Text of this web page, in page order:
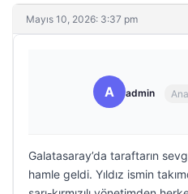
Mayıs 10, 2026: 3:37 pm
A admin
Galatasaray’da taraftarın
hamle geldi. Yıldız ismin